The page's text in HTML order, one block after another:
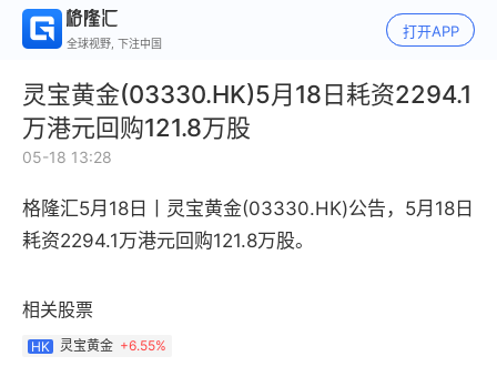
全球视野, 下注中国
打开APP
灵宝黄金(03330.HK)5月18日耗资2294.1
万港元回购121.8万股
05-18 13:28
格隆汇5月18日丨 灵宝黄金(03330.HK)公告， 5月18日
耗资2294.1万港元回购121.8万股。
相关股票
HK 灵宝黄金 +6.55%